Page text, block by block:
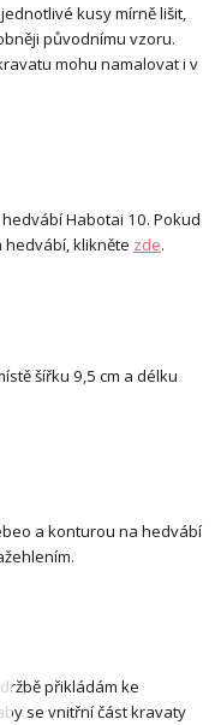
kusy mírně lišit,
původnímu vzoru.
mohu namalovat i v
Habotai 10. Pokud
hedvábí, klikněte zde.
šířku 9,5 cm a délku
a konturou na hedvábí
přikládám ke
se vnitřní část kravaty